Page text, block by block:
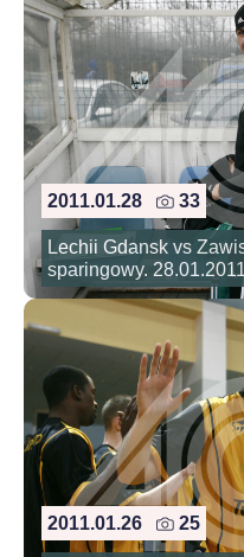
2011.01.28 33
Lechii Gdansk vs
sparingowy. 28.01.2011
2011.01.26 25